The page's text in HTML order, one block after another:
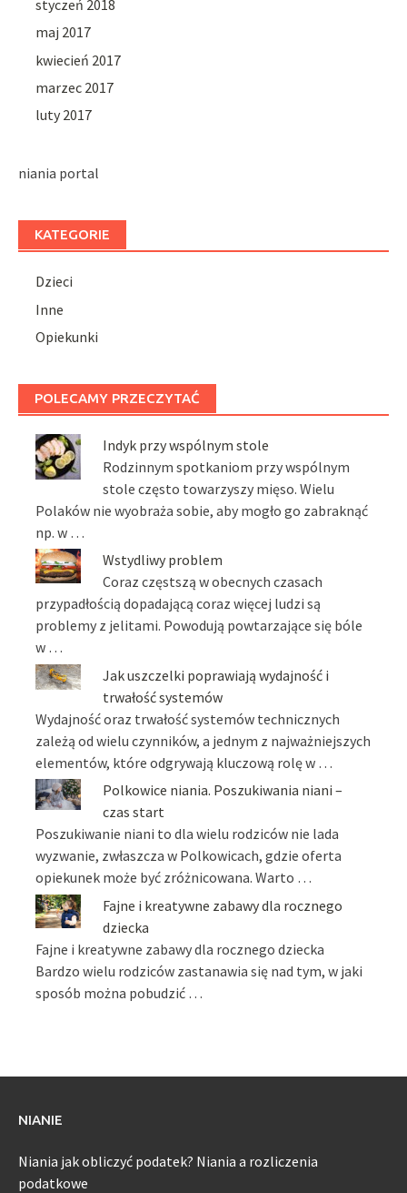
styczeń 2018
maj 2017
kwiecień 2017
marzec 2017
luty 2017
niania portal
KATEGORIE
Dzieci
Inne
Opiekunki
POLECAMY PRZECZYTAĆ
Indyk przy wspólnym stole
Rodzinnym spotkaniom przy wspólnym
stole często towarzyszy mięso. Wielu
Polaków nie wyobraża sobie, aby mogło go zabraknąć
np. w …
Wstydliwy problem
Coraz częstszą w obecnych czasach
przypadłością dopadającą coraz więcej ludzi są
problemy z jelitami. Powodują powtarzające się bóle
w …
Jak uszczelki poprawiają wydajność i
trwałość systemów
Wydajność oraz trwałość systemów technicznych
zależą od wielu czynników, a jednym z najważniejszych
elementów, które odgrywają kluczową rolę w …
Polkowice niania. Poszukiwania niani –
czas start
Poszukiwanie niani to dla wielu rodziców nie lada
wyzwanie, zwłaszcza w Polkowicach, gdzie oferta
opiekunek może być zróżnicowana. Warto …
Fajne i kreatywne zabawy dla rocznego
dziecka
Fajne i kreatywne zabawy dla rocznego dziecka
Bardzo wielu rodziców zastanawia się nad tym, w jaki
sposób można pobudzić …
NIANIE
Niania jak obliczyć podatek? Niania a rozliczenia
podatkowe